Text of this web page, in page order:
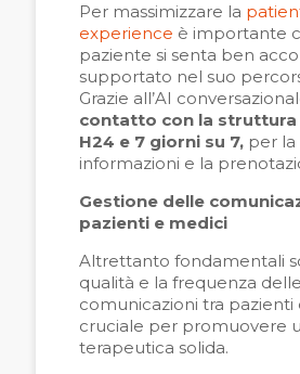
Per massimizzare la
experience è importante
paziente si senta ben
supportato nel suo
Grazie all’AI
contatto con la struttura
H24 e 7 giorni su 7, per la
informazioni e la
Gestione delle
pazienti e medici
Altrettanto fondamentali
qualità e la frequenza delle
comunicazioni tra pazienti
cruciale per promuovere
terapeutica solida.